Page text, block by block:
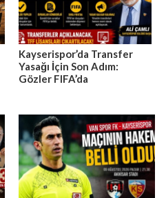
Kayserispor’da Transfer
Yasağı İçin Son Adım:
Gözler FIFA’da